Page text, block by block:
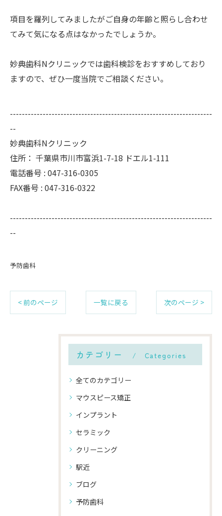
項目を羅列してみましたがご自身の年齢と照らし合わせ
てみて気になる点はなかったでしょうか。
妙典歯科Nクリニックでは歯科検診をおすすめしており
ますので、ぜひ一度当院でご相談ください。
--------------------------------------------------------------------
--
妙典歯科Nクリニック
住所： 千葉県市川市富浜1-7-18 ドエル1-111
電話番号 : 047-316-0305
FAX番号 : 047-316-0322
--------------------------------------------------------------------
--
予防歯科
< 前のページ 一覧に戻る 次のページ >
カテゴリー Categories
全てのカテゴリー
マウスピース矯正
インプラント
セラミック
クリーニング
駅近
ブログ
予防歯科